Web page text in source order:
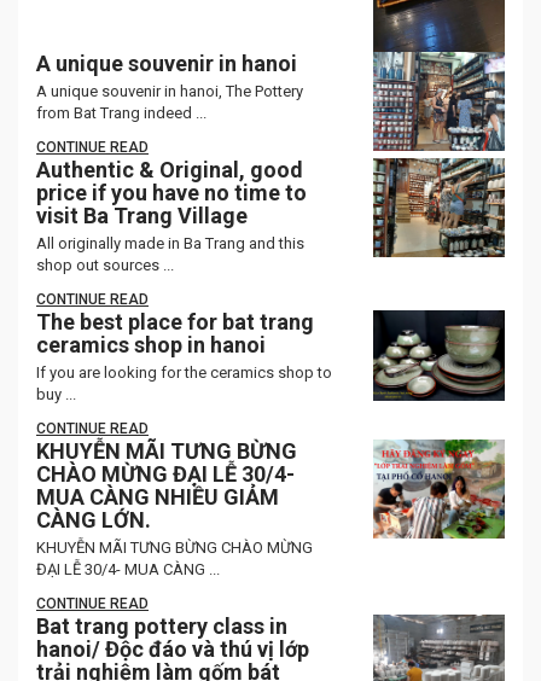
A unique souvenir in hanoi
A unique souvenir in hanoi, The Pottery
from Bat Trang indeed ...
CONTINUE READ
Authentic & Original, good
price if you have no time to
visit Ba Trang Village
All originally made in Ba Trang and this
shop out sources ...
CONTINUE READ
The best place for bat trang
ceramics shop in hanoi
If you are looking for the ceramics shop to
buy ...
CONTINUE READ
KHUYỄN MÃI TƯNG BỪNG
CHÀO MỪNG ĐẠI LỄ 30/4-
MUA CÀNG NHIỀU GIẢM
CÀNG LỚN.
KHUYỄN MÃI TƯNG BỪNG CHÀO MỪNG
ĐẠI LỄ 30/4- MUA CÀNG ...
CONTINUE READ
Bat trang pottery class in
hanoi/ Độc đáo và thú vị lớp
trải nghiệm làm gốm bát